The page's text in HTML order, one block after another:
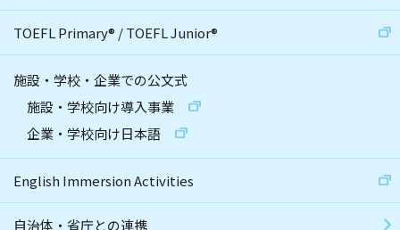
TOEFL Primary® /TOEFL Junior®
施設・学校・企業での公文式
施設・学校向け導入事業
企業・学校向け日本語
English Immersion Activities
自治体・省庁との連携